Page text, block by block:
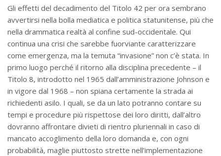
Gli effetti del decadimento del Titolo 42 per ora sembrano
avvertirsi nella bolla mediatica e politica statunitense, più che
nella drammatica realtà al confine sud-occidentale. Qui
continua una crisi che sarebbe fuorviante caratterizzare
come emergenza, ma la temuta “invasione” non c’è stata. In
primo luogo perché il ritorno alla disciplina precedente – il
Titolo 8, introdotto nel 1965 dall’amministrazione Johnson e
in vigore dal 1968 – non spiana certamente la strada ai
richiedenti asilo. I quali, se da un lato potranno contare su
tempi e procedure più rispettose dei loro diritti, dall’altro
dovranno affrontare divieti di rientro pluriennali in caso di
mancato accoglimento della loro domanda e, con ogni
probabilità, maglie piuttosto strette nell’implementazione